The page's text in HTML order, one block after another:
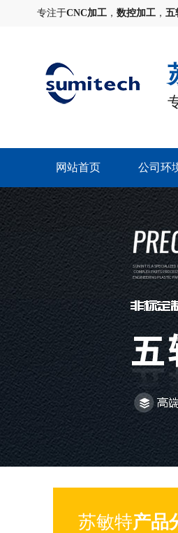
专注于CNC加工 ， 数控加工 ， 五
网站首页 公司环
苏敏特产品